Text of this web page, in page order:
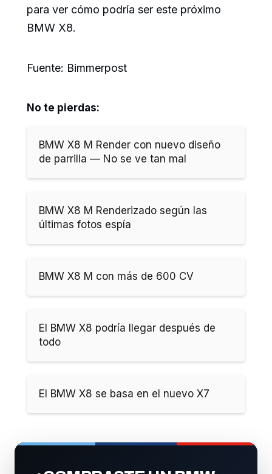
para ver cómo podría ser este próximo
BMW X8.
Fuente: Bimmerpost
No te pierdas:
BMW X8 M Render con nuevo diseño
de parrilla — No se ve tan mal
BMW X8 M Renderizado según las
últimas fotos espía
BMW X8 M con más de 600 CV
El BMW X8 podría llegar después de
todo
El BMW X8 se basa en el nuevo X7